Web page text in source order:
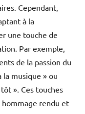
Cependant,
à la
une touche de
Par exemple,
de la passion du
musique » ou
». Ces touches
rendu et